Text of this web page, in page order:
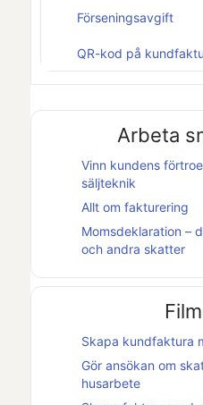
Förseningsavgift
QR-kod på
Arbeta
Vinn kundens
säljteknik
Allt om fakturering
Momsdeklaration –
och andra skatter
Skapa kundfaktura
Gör ansökan om
husarbete